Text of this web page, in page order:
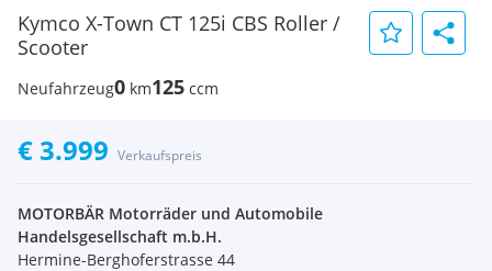
Kymco X-Town CT 125i CBS Roller /
Scooter
Neufahrzeug0 km125 ccm
€ 3.999 Verkaufspreis
MOTORBÄR Motorräder und Automobile
Handelsgesellschaft m.b.H.
Hermine-Berghoferstrasse 44